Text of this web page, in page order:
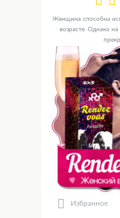
Женщина способна
возрасте. Однако
Избранное